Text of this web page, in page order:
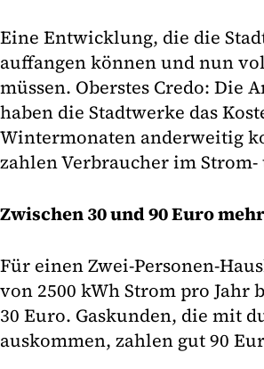
Eine Entwicklung, die die
auffangen können und nun
müssen. Oberstes Credo: Die
haben die Stadtwerke das
Wintermonaten anderweitig
zahlen Verbraucher im
Zwischen 30 und 90 Euro
Für einen Zwei-Personen-
von 2500 kWh Strom pro Jahr
30 Euro. Gaskunden, die mit
auskommen, zahlen gut 90